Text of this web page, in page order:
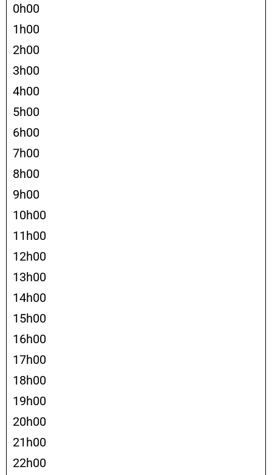
0h00
1h00
2h00
3h00
4h00
5h00
6h00
7h00
8h00
9h00
10h00
11h00
12h00
13h00
14h00
15h00
16h00
17h00
18h00
19h00
20h00
21h00
22h00